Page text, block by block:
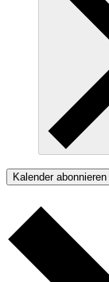
Kalender abonnieren